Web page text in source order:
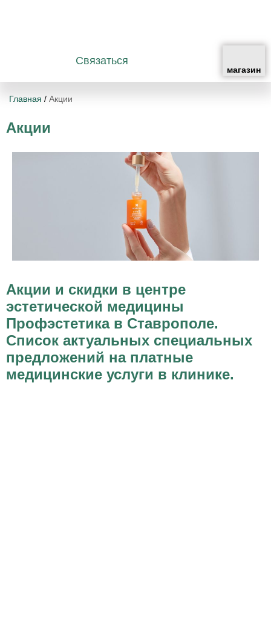
Связаться
Главная / Акции
Акции
Акции и скидки в центре
эстетической медицины
Профэстетика в Ставрополе.
Список актуальных специальных
предложений на платные
медицинские услуги в клинике.